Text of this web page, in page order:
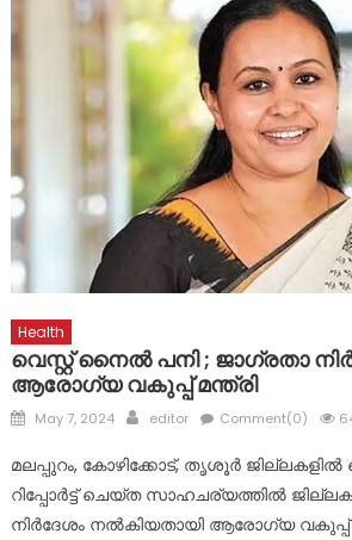
ഹിരോഷിമ ദിനത്തിൽ പ്രത്യേകം
മണ്ഡപത്തിൽ പുഷ്പാർച്ചന നടത്തി
ലെ കുട്ടികൾ
ദുരന്ത ബാധിതർക്ക് ഭക്ഷ്യ കിറ്റുകൾ
പ്രളയബാധിതർക്ക് സഹായ
കുന്നോന്നി വാർഡ് കമ്മറ്റി
Health
വെസ്റ്റ് നൈല്‍ പനി ; ജാഗ്രതാ
ആരോഗ്യ വകുപ്പ് മന്ത്രി
Posted
May 7, 2024 Author
editor Comment(0)
മലപ്പുറം, കോഴിക്കോട്, തൃശൂര്‍
റിപ്പോര്‍ട്ട് ചെയ്ത സാഹചര്യത്തില്‍
നിര്‍ദേശം നല്‍കിയതായി ആരോഗ്യ വകുപ്പ്